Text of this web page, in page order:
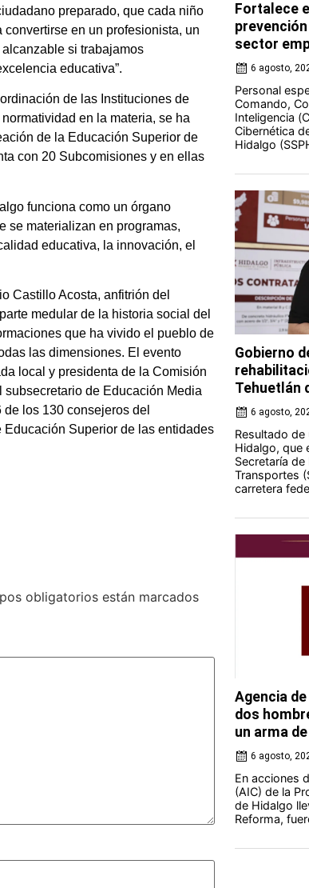
preparado, que cada niño
en un profesionista, un
si trabajamos
educativa”.
de las Instituciones de
en la materia, se ha
de la Educación Superior de
con 20 Subcomisiones y en ellas
funciona como un órgano
se materializan en programas,
educativa, la innovación, el
Castillo Acosta, anfitrión del
medular de la historia social del
que ha vivido el pueblo de
las dimensiones. El evento
local y presidenta de la Comisión
de Educación Media
los 130 consejeros del
Superior de las entidades
obligatorios están marcados
Fortalece
sector
6 agosto,
Personal
Comando,
Inteligencia
Cibernética
Hidalgo
Gobierno
Tehuetlán
6 agosto,
Resultado
Hidalgo, que
Secretaría
Transportes
carretera
Agencia
dos
un arma
6 agosto,
En acciones
(AIC) de la
de Hidalgo
Reforma,